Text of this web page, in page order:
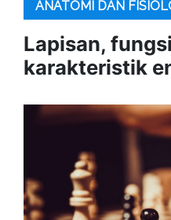
ANATOMI DAN
Lapisan,
karakteristik